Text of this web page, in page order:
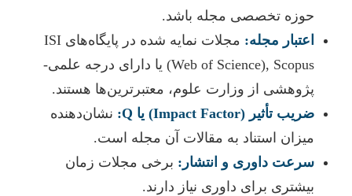
حوزه تخصصی مجله باشد.
اعتبار مجله:
مجلات نمایه شده در پایگاه‌های ISI
(Web of Science), Scopus یا دارای درجه علمی-
پژوهشی از وزارت علوم، معتبرترین‌ها هستند.
ضریب تأثیر (Impact Factor) یا Q:
نشان‌دهنده
میزان استناد به مقالات آن مجله است.
سرعت داوری و انتشار: برخی مجلات زمان
بیشتری برای داوری نیاز دارند.